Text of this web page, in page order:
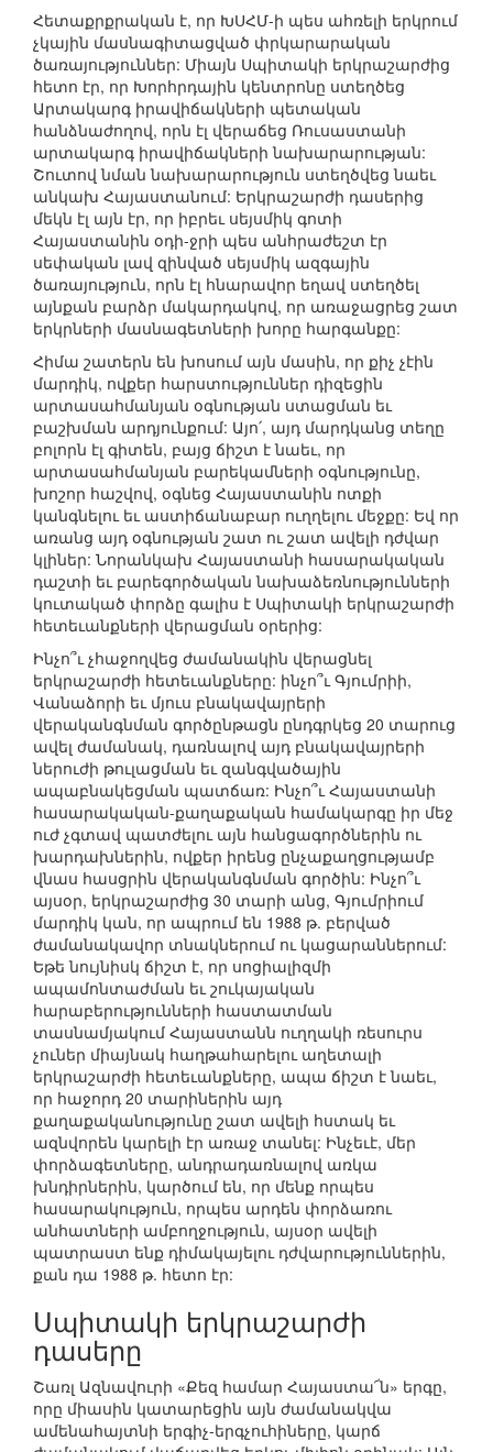
Հետաքրքրական է, որ ԽՍՀՄ-ի պես ահռելի երկրում
չկային մասնագիտացված փրկարարական
ծառայություններ: Միայն Սպիտակի երկրաշարժից
հետո էր, որ Խորհրդային կենտրոնը ստեղծեց
Արտակարգ իրավիճակների պետական
հանձնաժողով, որն էլ վերաճեց Ռուսաստանի
արտակարգ իրավիճակների նախարարության:
Շուտով նման նախարարություն ստեղծվեց նաեւ
անկախ Հայաստանում: Երկրաշարժի դասերից
մեկն էլ այն էր, որ իբրեւ սեյսմիկ գոտի
Հայաստանին օդի-ջրի պես անհրաժեշտ էր
սեփական լավ զինված սեյսմիկ ազգային
ծառայություն, որն էլ հնարավոր եղավ ստեղծել
այնքան բարձր մակարդակով, որ առաջացրեց շատ
երկրների մասնագետների խորը հարգանքը:
Հիմա շատերն են խոսում այն մասին, որ քիչ չէին
մարդիկ, ովքեր հարստություններ դիզեցին
արտասահմանյան օգնության ստացման եւ
բաշխման արդյունքում: Այո՛, այդ մարդկանց տեղը
բոլորն էլ գիտեն, բայց ճիշտ է նաեւ, որ
արտասահմանյան բարեկամների օգնությունը,
խոշոր հաշվով, օգնեց Հայաստանին ոտքի
կանգնելու եւ աստիճանաբար ուղղելու մեջքը: Եվ որ
առանց այդ օգնության շատ ու շատ ավելի դժվար
կլիներ: Նորանկախ Հայաստանի հասարակական
դաշտի եւ բարեգործական նախաձեռնությունների
կուտակած փորձը գալիս է Սպիտակի երկրաշարժի
հետեւանքների վերացման օրերից:
Ինչո՞ւ չհաջողվեց ժամանակին վերացնել
երկրաշարժի հետեւանքները: ինչո՞ւ Գյումրիի,
Վանաձորի եւ մյուս բնակավայրերի
վերականգնման գործընթացն ընդգրկեց 20 տարուց
ավել ժամանակ, դառնալով այդ բնակավայրերի
ներուժի թուլացման եւ զանգվածային
ապաբնակեցման պատճառ: Ինչո՞ւ Հայաստանի
հասարակական-քաղաքական համակարգը իր մեջ
ուժ չգտավ պատժելու այն հանցագործներին ու
խարդախներին, ովքեր իրենց ընչաքաղցությամբ
վնաս հասցրին վերականգնման գործին: Ինչո՞ւ
այսօր, երկրաշարժից 30 տարի անց, Գյումրիում
մարդիկ կան, որ ապրում են 1988 թ. բերված
ժամանակավոր տնակներում ու կացարաններում:
Եթե նույնիսկ ճիշտ է, որ սոցիալիզմի
ապամոնտաժման եւ շուկայական
հարաբերությունների հաստատման
տասնամյակում Հայաստանն ուղղակի ռեսուրս
չուներ միայնակ հաղթահարելու աղետալի
երկրաշարժի հետեւանքները, ապա ճիշտ է նաեւ,
որ հաջորդ 20 տարիներին այդ
քաղաքականությունը շատ ավելի հստակ եւ
ազնվորեն կարելի էր առաջ տանել: Ինչեւէ, մեր
փորձագետները, անդրադառնալով առկա
խնդիրներին, կարծում են, որ մենք որպես
հասարակություն, որպես արդեն փորձառու
անհատների ամբողջություն, այսօր ավելի
պատրաստ ենք դիմակայելու դժվարություններին,
քան դա 1988 թ. հետո էր:
Սպիտակի երկրաշարժի
դասերը
Շառլ Ազնավուրի «Քեզ համար Հայաստա՜ն» երգը,
որը միասին կատարեցին այն ժամանակվա
ամենահայտնի երգիչ-երգչուհիները, կարճ